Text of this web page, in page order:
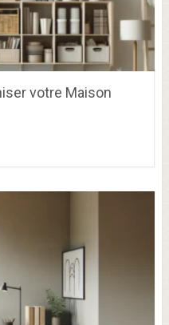
votre Maison